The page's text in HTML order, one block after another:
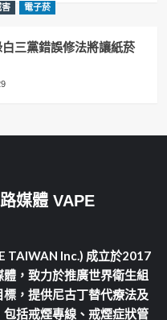
電子菸
三黨錯誤修法將讓紙菸
媒體 VAPE
TAIWAN Inc.) 成立於2017
，致力於推廣世界衛生組
，提供尼古丁替代療法及
括戒煙專線、戒煙症狀管